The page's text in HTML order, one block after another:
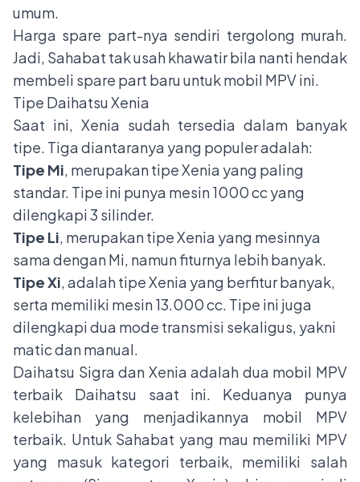
umum.
Harga spare part-nya sendiri tergolong murah.
Jadi, Sahabat tak usah khawatir bila nanti hendak
membeli spare part baru untuk mobil MPV ini.
Tipe Daihatsu Xenia
Saat ini, Xenia sudah tersedia dalam banyak
tipe. Tiga diantaranya yang populer adalah:
Tipe Mi, merupakan tipe Xenia yang paling
standar. Tipe ini punya mesin 1000 cc yang
dilengkapi 3 silinder.
Tipe Li, merupakan tipe Xenia yang mesinnya
sama dengan Mi, namun fiturnya lebih banyak.
Tipe Xi, adalah tipe Xenia yang berfitur banyak,
serta memiliki mesin 13.000 cc. Tipe ini juga
dilengkapi dua mode transmisi sekaligus, yakni
matic dan manual.
Daihatsu Sigra dan Xenia adalah dua mobil MPV
terbaik Daihatsu saat ini. Keduanya punya
kelebihan yang menjadikannya mobil MPV
terbaik. Untuk Sahabat yang mau memiliki MPV
yang masuk kategori terbaik, memiliki salah